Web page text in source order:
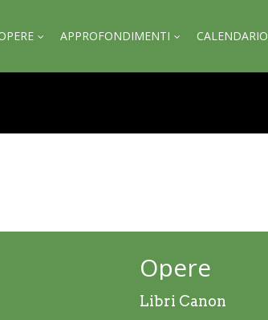
APPROFONDIMENTI CALENDARIO
Opere
Libri Canon